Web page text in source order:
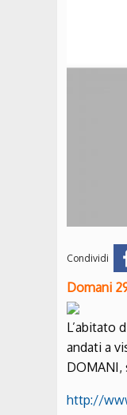
Condividi
Domani
L’abitato
andati a
DOMANI,
http://